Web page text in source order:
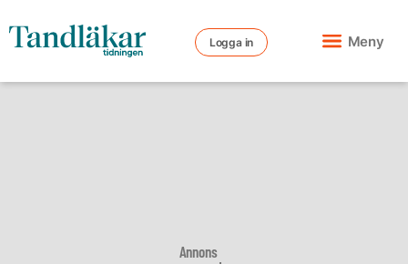
Logga in Meny
Annons